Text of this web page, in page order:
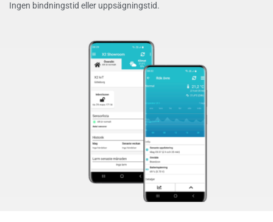
Ingen bindningstid eller uppsägningstid.